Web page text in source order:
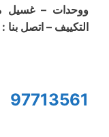
ووحدات – غسيل
التكييف – اتصل بنا :
97713561